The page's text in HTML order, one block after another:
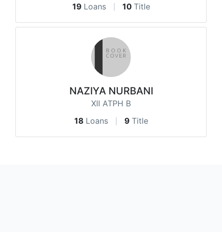
19 Loans 10 Title
NAZIYA NURBANI
XII ATPH B
18 Loans 9 Title